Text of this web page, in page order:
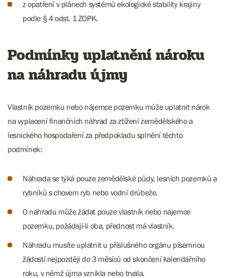
z opatření v plánech systémů ekologické stability krajiny
podle § 4 odst. 1 ZOPK.
Podmínky uplatnění nároku
na náhradu újmy
Vlastník pozemku nebo nájemce pozemku může uplatnit nárok
na vyplacení finančních náhrad za ztížení zemědělského a
lesnického hospodaření za předpokladu splnění těchto
podmínek:
Náhrada se týká pouze zemědělské půdy, lesních pozemků a
rybníků s chovem ryb nebo vodní drůbeže.
O náhradu může žádat pouze vlastník nebo nájemce
pozemku, požádají-li oba, přednost má vlastník.
Náhradu musíte uplatnit u příslušného orgánu písemnou
žádostí nejpozději do 3 měsíců od skončení kalendářního
roku, v němž újma vznikla nebo trvala.